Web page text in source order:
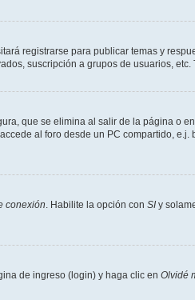
registrarse para publicar temas y
suscripción a grupos de usuarios,
que se elimina al salir de la página o
al foro desde un PC compartido,
conexión. Habilite la opción con SI y
de ingreso (login) y haga clic en Olvidé